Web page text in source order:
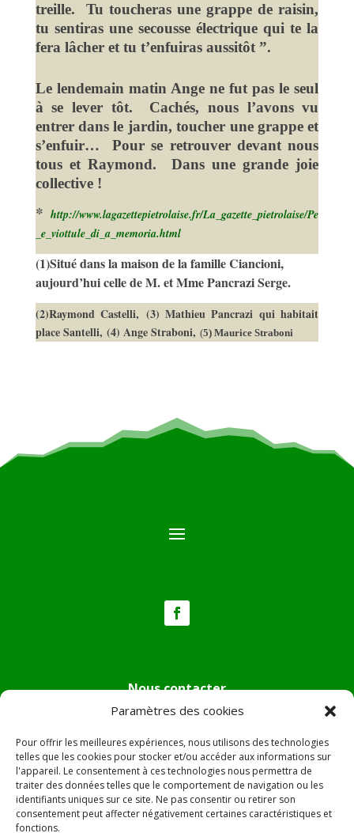
Paramètres des cookies
Pour offrir les meilleures expériences, nous utilisons des technologies
telles que les cookies pour stocker et/ou accéder aux informations sur
l'appareil. Le consentement à ces technologies nous permettra de
traiter des données telles que le comportement de navigation ou les
identifiants uniques sur ce site. Ne pas consentir ou retirer son
consentement peut affecter négativement certaines caractéristiques et
fonctions.
treille. Tu toucheras une grappe de raisin,
tu sentiras une secousse électrique qui te la
fera lâcher et tu t’enfuiras aussitôt ”.
Le lendemain matin Ange ne fut pas le seul
à se lever tôt. Cachés, nous l’avons vu
entrer dans le jardin, toucher une grappe et
s’enfuir… Pour se retrouver devant nous
tous et Raymond. Dans une grande joie
collective !
* http://www.lagazettepietrolaise.fr/La_gazette_pietrolaise/Pe
_e_viottule_di_a_memoria.html
(1)Situé dans la maison de la famille Ciancioni,
aujourd’hui celle de M. et Mme Pancrazi Serge.
(2)Raymond Castelli, (3) Mathieu Pancrazi qui habitait
place Santelli, (4) Ange Straboni, (5) Maurice Straboni
Nous contacter
Tél :04.95.36.24.02
Mail:
mairie.pietradiverde@wanadoo.fr
Adresse :Hôtel de ville de Pietra di Verde
Le village
20230 Pietra di Verde